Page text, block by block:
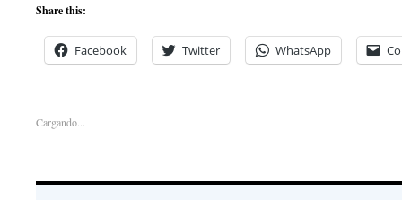
Share this:
Facebook Twitter WhatsApp
Cargando...